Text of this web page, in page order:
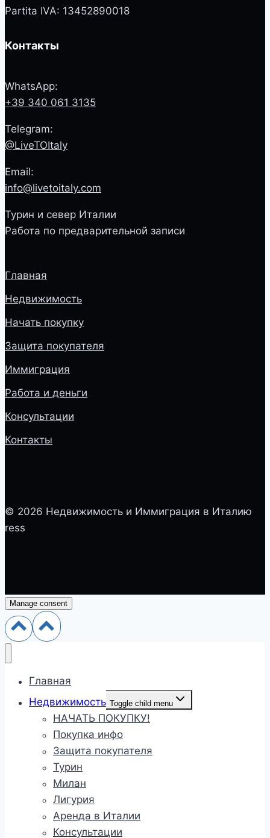
Partita IVA: 13452890018
Контакты
WhatsApp:
+39 340 061 3135
Telegram:
@LiveTOItaly
Email:
info@livetoitaly.com
Турин и север Италии
Работа по предварительной записи
Главная
Недвижимость
Начать покупку
Защита покупателя
Иммиграция
Работа и деньги
Консультации
Контакты
© 2026 Недвижимость и Иммиграция в Италию
ress
Manage consent
Главная
Недвижимость Toggle child menu
НАЧАТЬ ПОКУПКУ!
Покупка инфо
Защита покупателя
Турин
Милан
Лигурия
Аренда в Италии
Консультации